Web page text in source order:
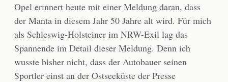
Opel erinnert heute mit einer Meldung daran, dass
der Manta in diesem Jahr 50 Jahre alt wird. Für mich
als Schleswig-Holsteiner im NRW-Exil lag das
Spannende im Detail dieser Meldung. Denn ich
wusste bisher nicht, dass der Autobauer seinen
Sportler einst an der Ostseeküste der Presse